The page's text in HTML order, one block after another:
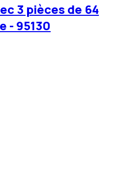
3 pièces de 64
- 95130